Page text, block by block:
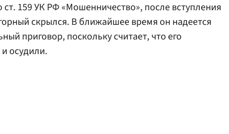
ст. 159 УК РФ «Мошенничество», после вступления
скрылся. В ближайшее время он надеется
приговор, поскольку считает, что его
осудили.